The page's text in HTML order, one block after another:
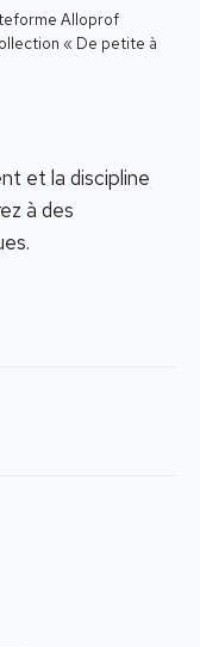
Alloprof
« De petite à
et la discipline
à des